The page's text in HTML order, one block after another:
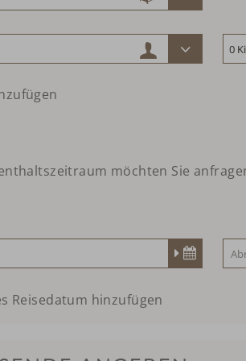
möchten Sie
Reisedatum hinzufügen